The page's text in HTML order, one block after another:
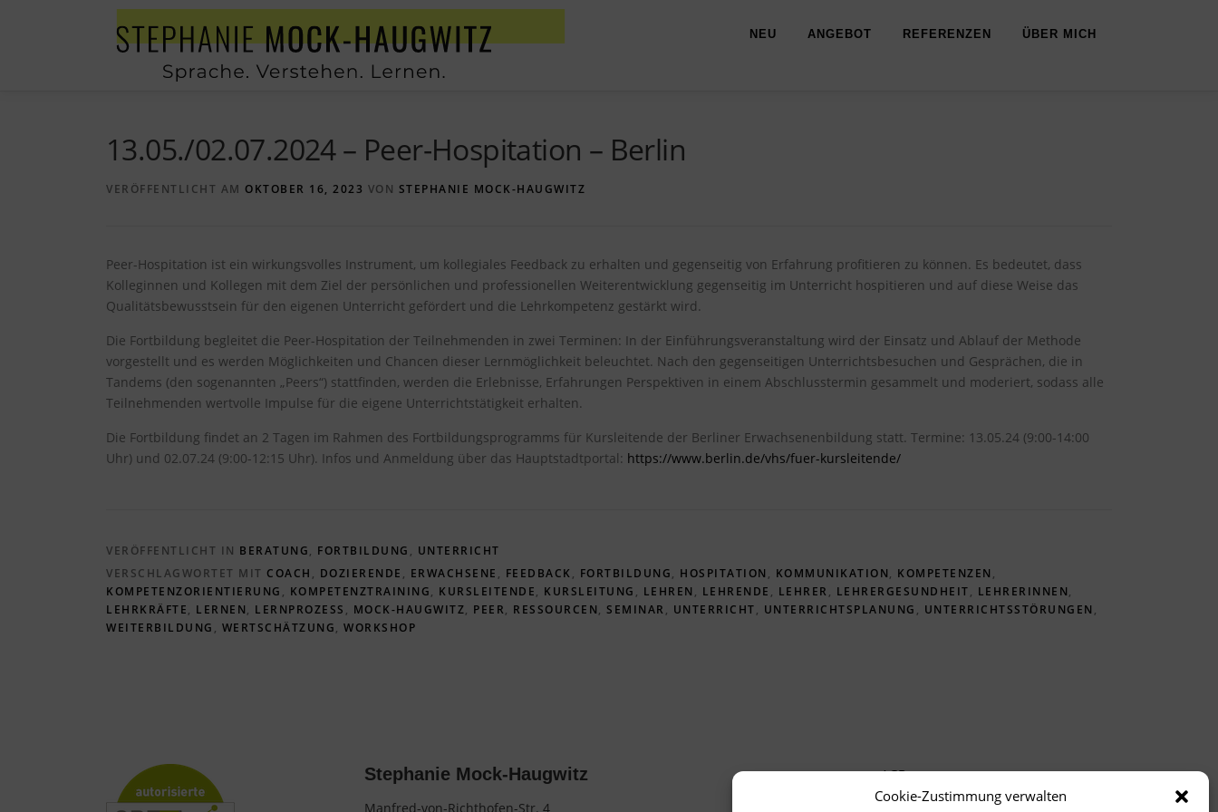
Cookie-Zustimmung verwalten
Zum Inhalt springen
NEU ANGEBOT REFERENZEN ÜBER MICH
13.05./02.07.2024 – Peer-Hospitation – Berlin
VERÖFFENTLICHT AM OKTOBER 16, 2023 VON STEPHANIE MOCK-HAUGWITZ
Peer-Hospitation ist ein wirkungsvolles Instrument, um kollegiales Feedback zu erhalten und gegenseitig von Erfahrung profitieren zu können. Es bedeutet, dass
Kolleginnen und Kollegen mit dem Ziel der persönlichen und professionellen Weiterentwicklung gegenseitig im Unterricht hospitieren und auf diese Weise das
Qualitätsbewusstsein für den eigenen Unterricht gefördert und die Lehrkompetenz gestärkt wird.
Die Fortbildung begleitet die Peer-Hospitation der Teilnehmenden in zwei Terminen: In der Einführungsveranstaltung wird der Einsatz und Ablauf der Methode
vorgestellt und es werden Möglichkeiten und Chancen dieser Lernmöglichkeit beleuchtet. Nach den gegenseitigen Unterrichtsbesuchen und Gesprächen, die in
Tandems (den sogenannten „Peers“) stattfinden, werden die Erlebnisse, Erfahrungen Perspektiven in einem Abschlusstermin gesammelt und moderiert, sodass alle
Teilnehmenden wertvolle Impulse für die eigene Unterrichtstätigkeit erhalten.
Die Fortbildung findet an 2 Tagen im Rahmen des Fortbildungsprogramms für Kursleitende der Berliner Erwachsenenbildung statt. Termine: 13.05.24 (9:00-14:00
Uhr) und 02.07.24 (9:00-12:15 Uhr). Infos und Anmeldung über das Hauptstadtportal: https://www.berlin.de/vhs/fuer-kursleitende/
VERÖFFENTLICHT IN BERATUNG, FORTBILDUNG , UNTERRICHT
VERSCHLAGWORTET MIT COACH , DOZIERENDE , ERWACHSENE , FEEDBACK, FORTBILDUNG, HOSPITATION , KOMMUNIKATION, KOMPETENZEN ,
KOMPETENZORIENTIERUNG , KOMPETENZTRAINING, KURSLEITENDE, KURSLEITUNG , LEHREN , LEHRENDE , LEHRER , LEHRERGESUNDHEIT, LEHRERINNEN,
LEHRKRÄFTE, LERNEN, LERNPROZESS , MOCK-HAUGWITZ, PEER, RESSOURCEN, SEMINAR , UNTERRICHT, UNTERRICHTSPLANUNG , UNTERRICHTSSTÖRUNGEN ,
WEITERBILDUNG , WERTSCHÄTZUNG, WORKSHOP
Stephanie Mock-Haugwitz
Manfred-von-Richthofen-Str. 4
AGB